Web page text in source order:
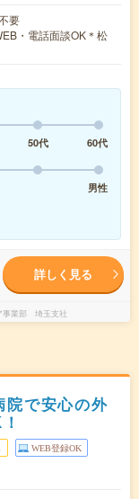
要
・電話面談OK＊松
50代
60代
男性
詳しく見る
事業部 埼玉支社
院で安心の外
WEB登録OK